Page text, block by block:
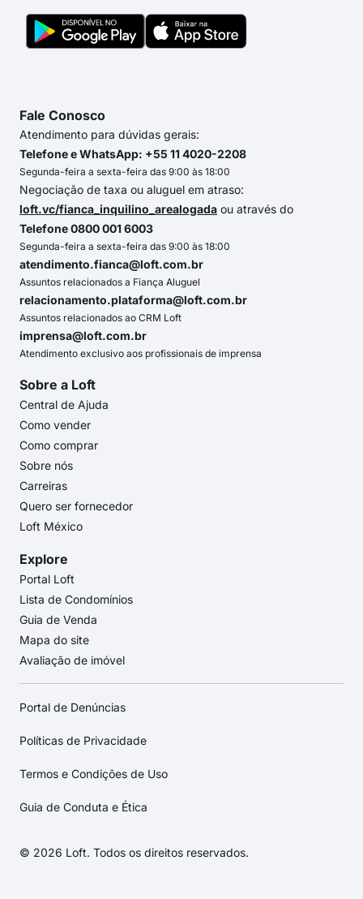
Fale Conosco
Atendimento para dúvidas gerais:
Telefone e WhatsApp: +55 11 4020-2208
Segunda-feira a sexta-feira das 9:00 às 18:00
Negociação de taxa ou aluguel em atraso:
loft.vc/fianca_inquilino_arealogada ou através do
Telefone 0800 001 6003
Segunda-feira a sexta-feira das 9:00 às 18:00
atendimento.fianca@loft.com.br
Assuntos relacionados a Fiança Aluguel
relacionamento.plataforma@loft.com.br
Assuntos relacionados ao CRM Loft
imprensa@loft.com.br
Atendimento exclusivo aos profissionais de imprensa
Sobre a Loft
Central de Ajuda
Como vender
Como comprar
Sobre nós
Carreiras
Quero ser fornecedor
Loft México
Explore
Portal Loft
Lista de Condomínios
Guia de Venda
Mapa do site
Avaliação de imóvel
Portal de Denúncias
Políticas de Privacidade
Termos e Condições de Uso
Guia de Conduta e Ética
© 2026 Loft. Todos os direitos reservados.